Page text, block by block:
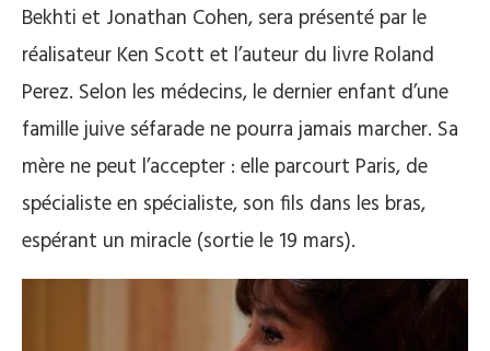
Bekhti et Jonathan Cohen, sera présenté par le
réalisateur Ken Scott et l’auteur du livre Roland
Perez. Selon les médecins, le dernier enfant d’une
famille juive séfarade ne pourra jamais marcher. Sa
mère ne peut l’accepter : elle parcourt Paris, de
spécialiste en spécialiste, son fils dans les bras,
espérant un miracle (sortie le 19 mars).